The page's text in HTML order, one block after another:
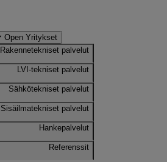
Open Yritykset
Rakennetekniset palvelut
LVI-tekniset palvelut
Sähkötekniset palvelut
Sisäilmatekniset palvelut
Hankepalvelut
Referenssit